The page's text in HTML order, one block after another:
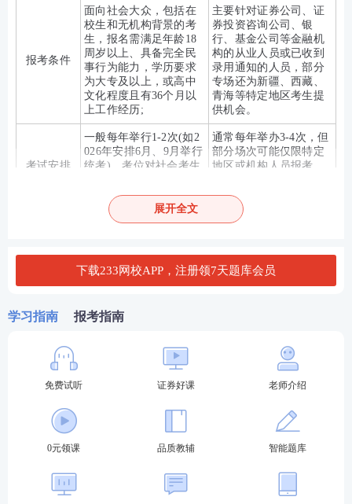
报考条件
面向社会大众，包括在
校生和无机构背景的考
生，报名需满足年龄18
周岁以上、具备完全民
事行为能力，学历要求
为大专及以上，或高中
文化程度且有36个月以
上工作经历;
主要针对证券公司、证
券投资咨询公司、银
行、基金公司等金融机
构的从业人员或已收到
录用通知的人员，部分
专场还为新疆、西藏、
青海等特定地区考生提
供机会。‌
考试安排
一般每年举行1-2次(如2
026年安排6月、9月举行
统考)，考位对社会考生
通常每年举办3-4次，但
部分场次可能仅限特定
地区或机构人员报考，
西部地区考生。‌
报名方式
采用个人自主报名，考
通过机构集体报名，由
这种方式为行业内部人
员提供便利，考位优先
题型、难度
考试内容、题型、难度
划进入证券行业的社会考生，统考是主要途径；而
金融机构员工可优先选择专场以简化流程。
展开全文
下载233网校APP，注册领7天题库会员
学习指南 报考指南
免费试听 证券好课 老师介绍
0元领课 品质教辅 智能题库